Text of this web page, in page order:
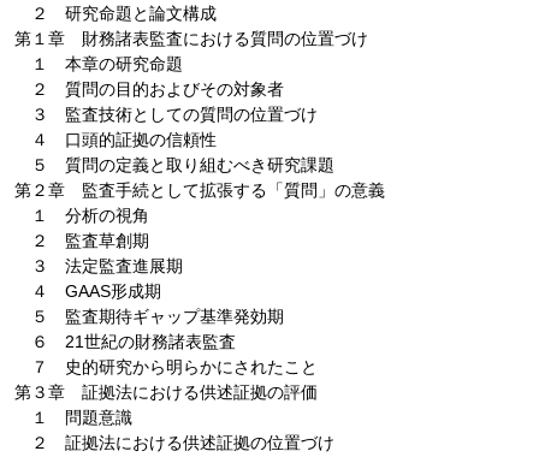
２ 研究命題と論文構成
第１章 財務諸表監査における質問の位置づけ
１ 本章の研究命題
２ 質問の目的およびその対象者
３ 監査技術としての質問の位置づけ
４ 口頭的証拠の信頼性
５ 質問の定義と取り組むべき研究課題
第２章 監査手続として拡張する「質問」の意義
１ 分析の視角
２ 監査草創期
３ 法定監査進展期
４ GAAS形成期
５ 監査期待ギャップ基準発効期
６ 21世紀の財務諸表監査
７ 史的研究から明らかにされたこと
第３章 証拠法における供述証拠の評価
１ 問題意識
２ 証拠法における供述証拠の位置づけ